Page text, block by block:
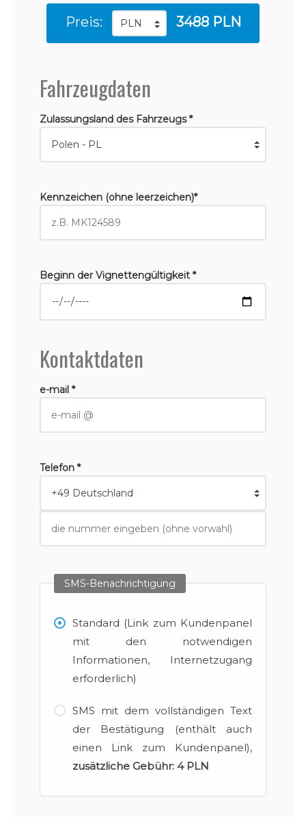
Preis: 3488 PLN
Fahrzeugdaten
Zulassungsland des Fahrzeugs *
Kennzeichen (ohne leerzeichen)*
Beginn der Vignettengültigkeit *
Kontaktdaten
e-mail *
Telefon *
SMS-Benachrichtigung
Standard (Link zum Kundenpanel
mit den notwendigen
Informationen, Internetzugang
erforderlich)
SMS mit dem vollständigen Text
der Bestätigung (enthält auch
einen Link zum Kundenpanel),
zusätzliche Gebühr: 4 PLN